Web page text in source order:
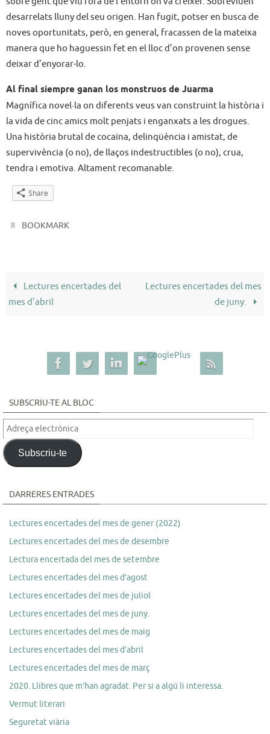
desarrelats lluny del seu origen. Han fugit, potser en busca de
noves oportunitats, però, en general, fracassen de la mateixa
manera que ho haguessin fet en el lloc d’on provenen sense
deixar d’enyorar-lo.
Al final siempre ganan los monstruos de Juarma
Magnífica novel·la on diferents veus van construint la història i
la vida de cinc amics molt penjats i enganxats a les drogues.
Una història brutal de cocaïna, delinqüència i amistat, de
supervivència (o no), de llaços indestructibles (o no), crua,
tendra i emotiva. Altament recomanable.
Share
BOOKMARK
Lectures encertades del
mes d’abril
Lectures encertades del mes
de juny.
SUBSCRIU-TE AL BLOC
Adreça
electrònica
Subscriu-te
DARRERES ENTRADES
Lectures encertades del mes de gener (2022)
Lectures encertades del mes de desembre
Lectura encertada del mes de setembre
Lectures encertades del mes d’agost
Lectures encertades del mes de juliol
Lectures encertades del mes de juny.
Lectures encertades del mes de maig
Lectures encertades del mes d’abril
Lectures encertades del mes de març
2020. Llibres que m’han agradat. Per si a algú li interessa.
Vermut literari
Seguretat viària